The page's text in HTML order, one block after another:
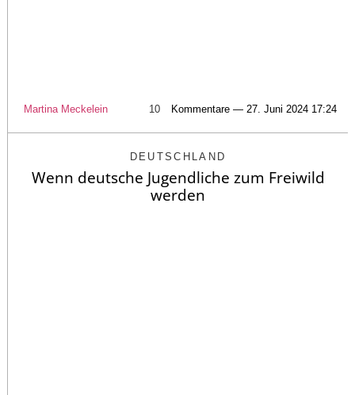
Martina Meckelein 10 Kommentare — 27. Juni 2024 17:24
DEUTSCHLAND
Wenn deutsche Jugendliche zum Freiwild
werden